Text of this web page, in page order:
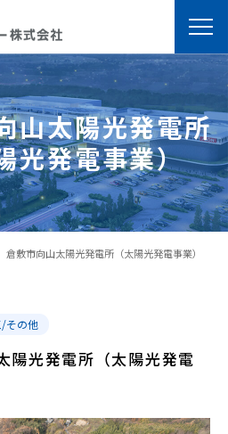
山太陽光発電所
光発電事業）
倉敷市向山太陽光発電所（太陽光発電事業）
その他
陽光発電所（太陽光発電